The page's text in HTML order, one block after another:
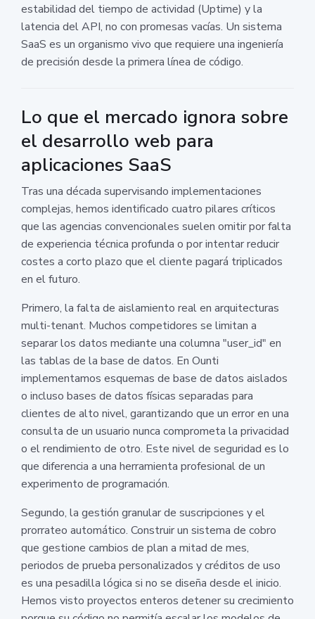
estabilidad del tiempo de actividad (Uptime) y la
latencia del API, no con promesas vacías. Un sistema
SaaS es un organismo vivo que requiere una ingeniería
de precisión desde la primera línea de código.
Lo que el mercado ignora sobre
el desarrollo web para
aplicaciones SaaS
Tras una década supervisando implementaciones
complejas, hemos identificado cuatro pilares críticos
que las agencias convencionales suelen omitir por falta
de experiencia técnica profunda o por intentar reducir
costes a corto plazo que el cliente pagará triplicados
en el futuro.
Primero, la falta de aislamiento real en arquitecturas
multi-tenant. Muchos competidores se limitan a
separar los datos mediante una columna "user_id" en
las tablas de la base de datos. En Ounti
implementamos esquemas de base de datos aislados
o incluso bases de datos físicas separadas para
clientes de alto nivel, garantizando que un error en una
consulta de un usuario nunca comprometa la privacidad
o el rendimiento de otro. Este nivel de seguridad es lo
que diferencia a una herramienta profesional de un
experimento de programación.
Segundo, la gestión granular de suscripciones y el
prorrateo automático. Construir un sistema de cobro
que gestione cambios de plan a mitad de mes,
periodos de prueba personalizados y créditos de uso
es una pesadilla lógica si no se diseña desde el inicio.
Hemos visto proyectos enteros detener su crecimiento